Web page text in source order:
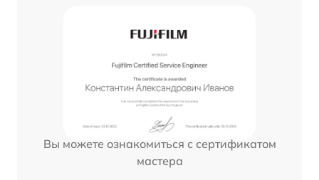
Вы можете ознакомиться с сертификатом
мастера